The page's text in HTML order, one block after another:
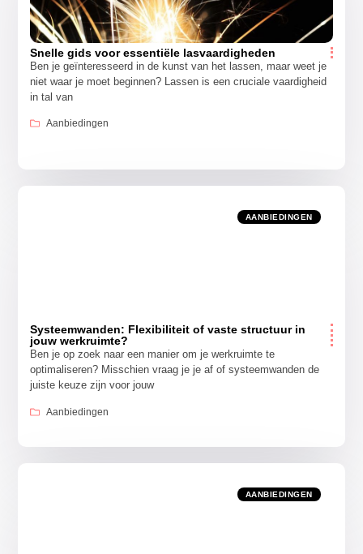
Snelle gids voor essentiële lasvaardigheden
Ben je geïnteresseerd in de kunst van het lassen, maar weet je
niet waar je moet beginnen? Lassen is een cruciale vaardigheid
in tal van
Aanbiedingen
AANBIEDINGEN
Systeemwanden: Flexibiliteit of vaste structuur in
jouw werkruimte?
Ben je op zoek naar een manier om je werkruimte te
optimaliseren? Misschien vraag je je af of systeemwanden de
juiste keuze zijn voor jouw
Aanbiedingen
AANBIEDINGEN